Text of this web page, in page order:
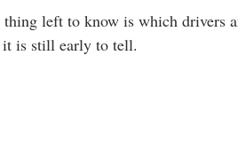
left to know is which drivers
is still early to tell.